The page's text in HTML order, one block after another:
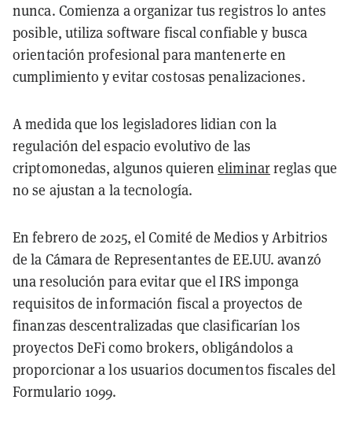
nunca. Comienza a organizar tus registros lo antes
posible, utiliza software fiscal confiable y busca
orientación profesional para mantenerte en
cumplimiento y evitar costosas penalizaciones.
A medida que los legisladores lidian con la
regulación del espacio evolutivo de las
criptomonedas, algunos quiereneliminarreglas que
no se ajustan a la tecnología.
En febrero de 2025, el Comité de Medios y Arbitrios
de la Cámara de Representantes de EE.UU. avanzó
una resolución para evitar que el IRS imponga
requisitos de información fiscal a proyectos de
finanzas descentralizadas que clasificarían los
proyectos DeFi como brokers, obligándolos a
proporcionar a los usuarios documentos fiscales del
Formulario 1099.